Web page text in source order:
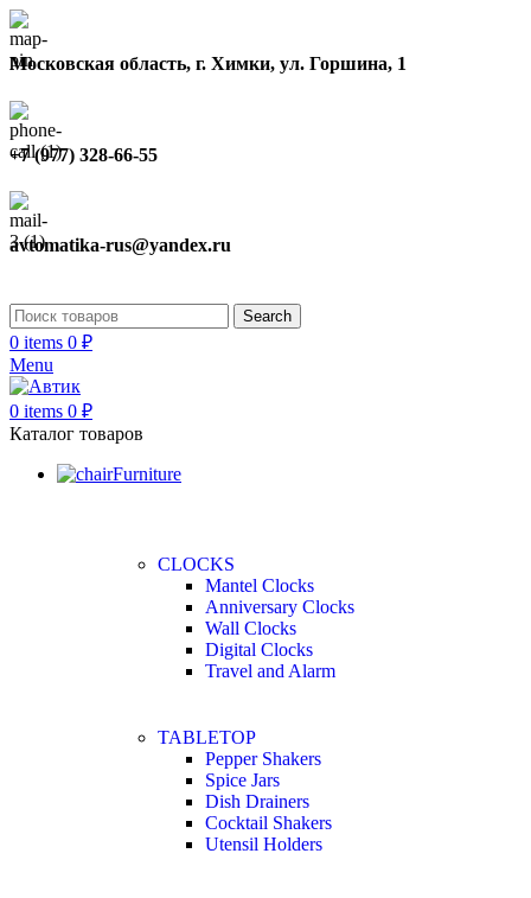
Московская область, г. Химки, ул. Горшина, 1
+7 (977) 328-66-55
avtomatika-rus@yandex.ru
Search
0 items 0 ₽
Menu
0 items 0 ₽
Каталог товаров
Furniture
CLOCKS
Mantel Clocks
Anniversary Clocks
Wall Clocks
Digital Clocks
Travel and Alarm
TABLETOP
Pepper Shakers
Spice Jars
Dish Drainers
Сocktail Shakers
Utensil Holders